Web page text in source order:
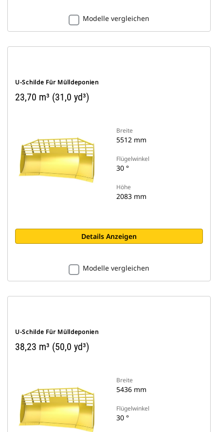
Modelle vergleichen
U-Schilde Für Mülldeponien
23,70 m³ (31,0 yd³)
Breite
5512 mm
Flügelwinkel
30 °
Höhe
2083 mm
Details Anzeigen
Modelle vergleichen
U-Schilde Für Mülldeponien
38,23 m³ (50,0 yd³)
Breite
5436 mm
Flügelwinkel
30 °